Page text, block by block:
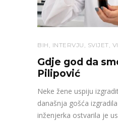
BIH , INTERVJU , SVIJET,
Gdje god da
Pilipović
Neke žene uspiju
današnja gošća
inženjerka ostvarila je